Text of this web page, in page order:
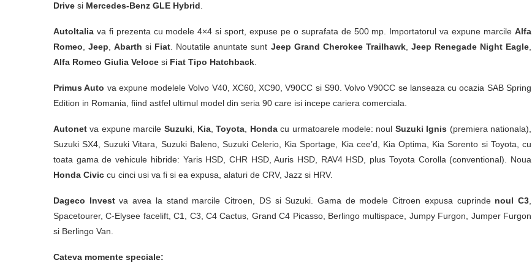
Drive si Mercedes-Benz GLE Hybrid
AutoItalia va fi prezenta cu modele 4×4 si sport, expuse pe o suprafata de 500 mp. Importatorul va expune marcile Alfa
Romeo ,Jeep ,Abarth si Fiat . Noutatile anuntate sunt Jeep Grand Cherokee Trailhawk, Jeep Renegade Night Eagle
Alfa Romeo Giulia Veloce si Fiat Tipo Hatchback
Primus Auto va expune modelele Volvo V40, XC60, XC90, V90CC si S90. Volvo V90CC se lanseaza cu ocazia SAB Spring
Edition in Romania, fiind astfel ultimul model din seria 90 care isi incepe cariera comerciala.
Autonet va expune marcile Suzuki Kia ,Toyota Hondacu urmatoarele modele: noul Suzuki Ignis (premiera nationala),
Suzuki SX4, Suzuki Vitara, Suzuki Baleno, Suzuki Celerio, Kia Sportage, Kia cee’d, Kia Optima, Kia Sorento si Toyota, cu
toata gama de vehicule hibride: Yaris HSD, CHR HSD, Auris HSD, RAV4 HSD, plus Toyota Corolla (conventional). Noua
Honda Civic cu cinci usi va fi si ea expusa, alaturi de CRV, Jazz si HRV.
Dageco Investva avea la stand marcile Citroen, DS si Suzuki. Gama de modele Citroen expusa cuprinde noul C3
Spacetourer, C-Elysee facelift, C1, C3, C4 Cactus, Grand C4 Picasso, Berlingo multispace, Jumpy Furgon, Jumper Furgon
si Berlingo Van.
Cateva momente speciale: